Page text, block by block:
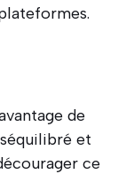
de
et
ce